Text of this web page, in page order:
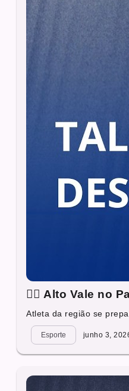
🏃‍♂️ Alto Vale no
Atleta da região se
Esporte junho 3,